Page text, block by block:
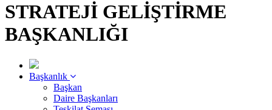
STRATEJİ GELİŞTİRME
BAŞKANLIĞI
Başkanlık
Başkan
Daire Başkanları